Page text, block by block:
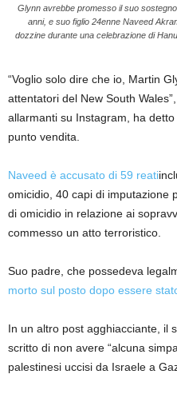
Glynn avrebbe promesso il suo
anni, e suo figlio 24enne Naveed
dozzine durante una celebrazione di
“Voglio solo dire che io, Martin
attentatori del New South
allarmanti su Instagram, ha
punto vendita.
Naveed è accusato di 59 reati
omicidio, 40 capi di imputazione
di omicidio in relazione ai
commesso un atto terroristico.
Suo padre, che possedeva
morto sul posto dopo essere
In un altro post agghiacciante, il
scritto di non avere “alcuna
palestinesi uccisi da Israele a